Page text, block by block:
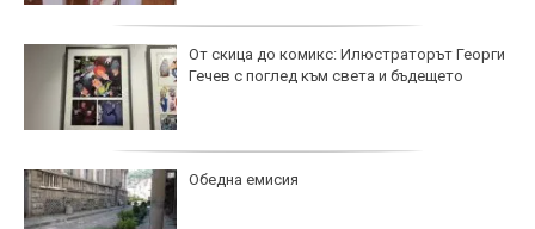
От скица до комикс: Илюстраторът Георги
Гечев с поглед към света и бъдещето
Обедна емисия